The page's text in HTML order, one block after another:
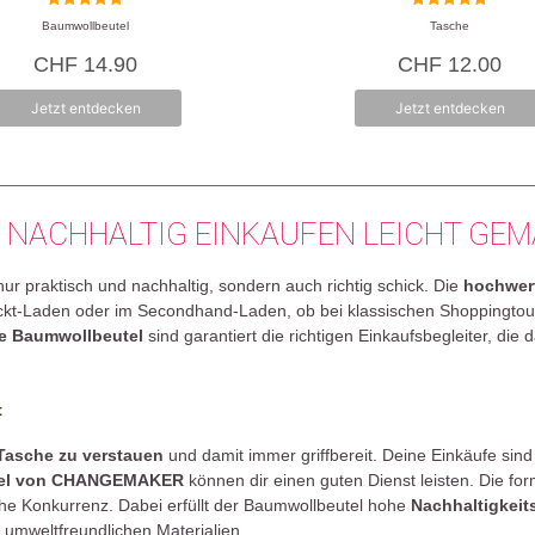
5.00
von 5
Baumwollbeutel
CHF 14.90
Jetzt entdecken
5.00
von 5
Tasche
CHF 12.00
Jetzt entdecken
EINKAUFEN LEICHT
praktisch und nachhaltig, sondern auch richtig schick. Die
Laden oder im Secondhand-Laden, ob bei klassischen
Baumwollbeutel sind garantiert die richtigen Einkaufsbegleiter, die
zu verstauen und damit immer griffbereit. Deine Einkäufe
von CHANGEMAKER können dir einen guten Dienst leisten. Die
Konkurrenz. Dabei erfüllt der Baumwollbeutel hohe
Materialien.